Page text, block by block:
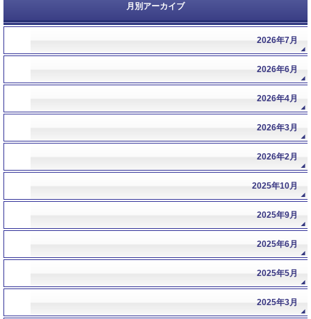
月別アーカイブ
2026年7月
2026年6月
2026年4月
2026年3月
2026年2月
2025年10月
2025年9月
2025年6月
2025年5月
2025年3月